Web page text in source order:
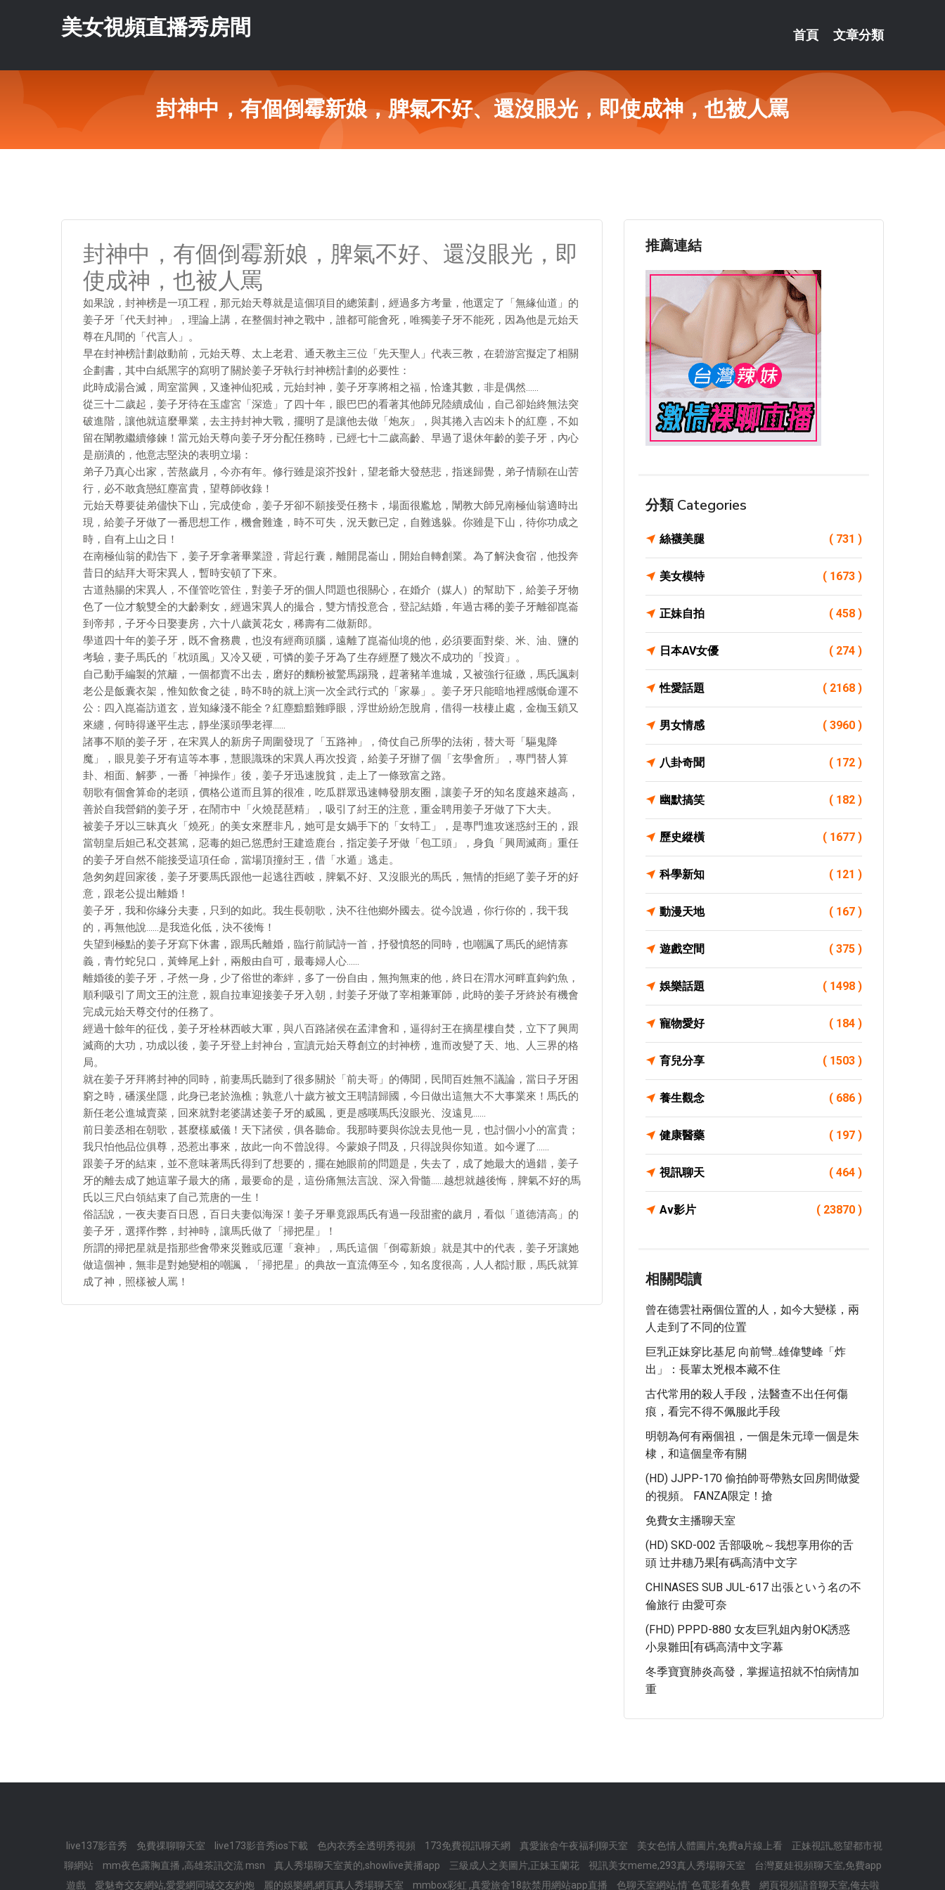
美女視頻直播秀房間 首頁 文章分類
封神中，有個倒霉新娘，脾氣不好、還沒眼光，即使成神，也被人罵
封神中，有個倒霉新娘，脾氣不好、還沒眼光，即
使成神，也被人罵
如果說，封神榜是一項工程，那元始天尊就是這個項目的總策劃，經過多方考量，他選定了「無緣仙道」的
姜子牙「代天封神」，理論上講，在整個封神之戰中，誰都可能會死，唯獨姜子牙不能死，因為他是元始天
尊在凡間的「代言人」。
早在封神榜計劃啟動前，元始天尊、太上老君、通天教主三位「先天聖人」代表三教，在碧游宮擬定了相關
企劃書，其中白紙黑字的寫明了關於姜子牙執行封神榜計劃的必要性：
此時成湯合滅，周室當興，又逢神仙犯戒，元始封神，姜子牙享將相之福，恰逢其數，非是偶然……
從三十二歲起，姜子牙待在玉虛宮「深造」了四十年，眼巴巴的看著其他師兄陸續成仙，自己卻始終無法突
破進階，讓他就這麼畢業，去主持封神大戰，擺明了是讓他去做「炮灰」，與其捲入吉凶未卜的紅塵，不如
留在闡教繼續修鍊！當元始天尊向姜子牙分配任務時，已經七十二歲高齡、早過了退休年齡的姜子牙，內心
是崩潰的，他意志堅決的表明立場：
弟子乃真心出家，苦熬歲月，今亦有年。修行雖是滾芥投針，望老爺大發慈悲，指迷歸覺，弟子情願在山苦
行，必不敢貪戀紅塵富貴，望尊師收錄！
元始天尊要徒弟儘快下山，完成使命，姜子牙卻不願接受任務卡，場面很尷尬，闡教大師兄南極仙翁適時出
現，給姜子牙做了一番思想工作，機會難逢，時不可失，況天數已定，自難逃躲。你雖是下山，待你功成之
時，自有上山之日！
在南極仙翁的勸告下，姜子牙拿著畢業證，背起行囊，離開昆崙山，開始自轉創業。為了解決食宿，他投奔
昔日的結拜大哥宋異人，暫時安頓了下來。
古道熱腸的宋異人，不僅管吃管住，對姜子牙的個人問題也很關心，在婚介（媒人）的幫助下，給姜子牙物
色了一位才貌雙全的大齡剩女，經過宋異人的撮合，雙方情投意合，登記結婚，年過古稀的姜子牙離卻崑崙
到帝邦，子牙今日娶妻房，六十八歲黃花女，稀壽有二做新郎。
學道四十年的姜子牙，既不會務農，也沒有經商頭腦，遠離了崑崙仙境的他，必須要面對柴、米、油、鹽的
考驗，妻子馬氏的「枕頭風」又冷又硬，可憐的姜子牙為了生存經歷了幾次不成功的「投資」。
自己動手編製的笊籬，一個都賣不出去，磨好的麵粉被驚馬踢飛，趕著豬羊進城，又被強行征繳，馬氏諷刺
老公是飯囊衣架，惟知飲食之徒，時不時的就上演一次全武行式的「家暴」。姜子牙只能暗地裡感慨命運不
公：四入崑崙訪道玄，豈知緣淺不能全？紅塵黯黯難睜眼，浮世紛紛怎脫肩，借得一枝棲止處，金枷玉鎖又
來纏，何時得遂平生志，靜坐溪頭學老禪……
諸事不順的姜子牙，在宋異人的新房子周圍發現了「五路神」，倚仗自己所學的法術，替大哥「驅鬼降
魔」，眼見姜子牙有這等本事，慧眼識珠的宋異人再次投資，給姜子牙辦了個「玄學會所」，專門替人算
卦、相面、解夢，一番「神操作」後，姜子牙迅速脫貧，走上了一條致富之路。
朝歌有個會算命的老頭，價格公道而且算的很准，吃瓜群眾迅速轉發朋友圈，讓姜子牙的知名度越來越高，
善於自我營銷的姜子牙，在鬧市中「火燒琵琶精」，吸引了紂王的注意，重金聘用姜子牙做了下大夫。
被姜子牙以三昧真火「燒死」的美女來歷非凡，她可是女媧手下的「女特工」，是專門進攻迷惑紂王的，跟
當朝皇后妲己私交甚篤，惡毒的妲己慫恿紂王建造鹿台，指定姜子牙做「包工頭」，身負「興周滅商」重任
的姜子牙自然不能接受這項任命，當場頂撞紂王，借「水遁」逃走。
急匆匆趕回家後，姜子牙要馬氏跟他一起逃往西岐，脾氣不好、又沒眼光的馬氏，無情的拒絕了姜子牙的好
意，跟老公提出離婚！
姜子牙，我和你緣分夫妻，只到的如此。我生長朝歌，決不往他鄉外國去。從今說過，你行你的，我干我
的，再無他說……是我造化低，決不後悔！
失望到極點的姜子牙寫下休書，跟馬氏離婚，臨行前賦詩一首，抒發憤怒的同時，也嘲諷了馬氏的絕情寡
義，青竹蛇兒口，黃蜂尾上針，兩般由自可，最毒婦人心……
離婚後的姜子牙，孑然一身，少了俗世的牽絆，多了一份自由，無拘無束的他，終日在渭水河畔直鉤釣魚，
順利吸引了周文王的注意，親自拉車迎接姜子牙入朝，封姜子牙做了宰相兼軍師，此時的姜子牙終於有機會
完成元始天尊交付的任務了。
經過十餘年的征伐，姜子牙栓林西岐大軍，與八百路諸侯在孟津會和，逼得紂王在摘星樓自焚，立下了興周
滅商的大功，功成以後，姜子牙登上封神台，宣讀元始天尊創立的封神榜，進而改變了天、地、人三界的格
局。
就在姜子牙拜將封神的同時，前妻馬氏聽到了很多關於「前夫哥」的傳聞，民間百姓無不議論，當日子牙困
窮之時，磻溪坐隱，此身已老於漁樵；孰意八十歲方被文王聘請歸國，今日做出這無大不大事業來！馬氏的
新任老公進城賣菜，回來就對老婆講述姜子牙的威風，更是感嘆馬氏沒眼光、沒遠見……
前日姜丞相在朝歌，甚麼樣威儀！天下諸侯，俱各聽命。我那時要與你說去見他一見，也討個小小的富貴；
我只怕他品位俱尊，恐惹出事來，故此一向不曾說得。今蒙娘子問及，只得說與你知道。如今遲了……
跟姜子牙的結束，並不意味著馬氏得到了想要的，擺在她眼前的問題是，失去了，成了她最大的過錯，姜子
牙的離去成了她這輩子最大的痛，最要命的是，這份痛無法言說、深入骨髓……越想就越後悔，脾氣不好的馬
氏以三尺白領結束了自己荒唐的一生！
俗話說，一夜夫妻百日恩，百日夫妻似海深！姜子牙畢竟跟馬氏有過一段甜蜜的歲月，看似「道德清高」的
姜子牙，選擇作弊，封神時，讓馬氏做了「掃把星」！
所謂的掃把星就是指那些會帶來災難或厄運「衰神」，馬氏這個「倒霉新娘」就是其中的代表，姜子牙讓她
做這個神，無非是對她變相的嘲諷，「掃把星」的典故一直流傳至今，知名度很高，人人都討厭，馬氏就算
成了神，照樣被人罵！
推薦連結
分類 Categories
絲襪美腿 ( 731 )
美女模特 ( 1673 )
正妹自拍 ( 458 )
日本AV女優 ( 274 )
性愛話題 ( 2168 )
男女情感 ( 3960 )
八卦奇聞 ( 172 )
幽默搞笑 ( 182 )
歷史縱橫 ( 1677 )
科學新知 ( 121 )
動漫天地 ( 167 )
遊戲空間 ( 375 )
娛樂話題 ( 1498 )
寵物愛好 ( 184 )
育兒分享 ( 1503 )
養生觀念 ( 686 )
健康醫藥 ( 197 )
視訊聊天 ( 464 )
Av影片 ( 23870 )
相關閱讀
曾在德雲社兩個位置的人，如今大變樣，兩
人走到了不同的位置
巨乳正妹穿比基尼 向前彎...雄偉雙峰「炸
出」：長輩太兇根本藏不住
古代常用的殺人手段，法醫查不出任何傷
痕，看完不得不佩服此手段
明朝為何有兩個祖，一個是朱元璋一個是朱
棣，和這個皇帝有關
(HD) JJPP-170 偷拍帥哥帶熟女回房間做愛
的視頻。 FANZA限定！搶
免費女主播聊天室
(HD) SKD-002 舌部吸吮～我想享用你的舌
頭 辻井穗乃果[有碼高清中文字
CHINASES SUB JUL-617 出張という名の不
倫旅行 由愛可奈
(FHD) PPPD-880 女友巨乳姐內射OK誘惑
小泉雛田[有碼高清中文字幕
冬季寶寶肺炎高發，掌握這招就不怕病情加
重
live137影音秀 免費祼聊聊天室 live173影音秀ios下載 色內衣秀全透明秀視頻 173免費視訊聊天網 真愛旅舍午夜福利聊天室 美女色情人體圖片,免費a片線上看
正妹視訊,慾望都市視
聊網站
mm夜色露胸直播 ,高雄茶訊交流 msn 真人秀場聊天室黃的,showlive黃播app 三級成人之美圖片,正妹玉蘭花 視訊美女meme,293真人秀場聊天室
台灣夏娃視頻聊天室,免費app
遊戲
愛魅奇交友網站,愛愛網同城交友約炮 麗的娛樂網,網頁真人秀場聊天室 mmbox彩虹 ,真愛旅舍18款禁用網站app直播 色聊天室網站,情˙色電影看免費 網頁視頻語音聊天室,俺去啦